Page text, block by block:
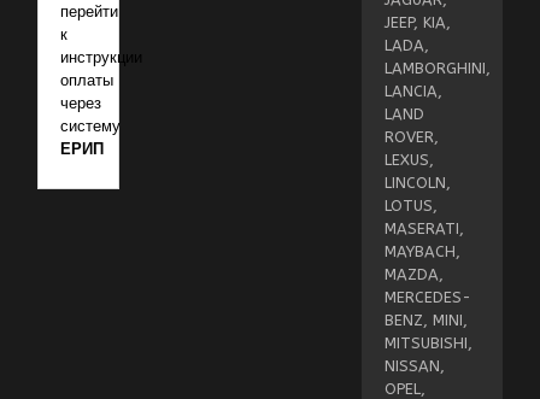
перейти
к
инструкции
оплаты
через
систему
ЕРИП
JEEP, KIA,
LADA,
LAMBORGHINI,
LANCIA,
LAND
ROVER,
LEXUS,
LINCOLN,
LOTUS,
MASERATI,
MAYBACH,
MAZDA,
MERCEDES-
BENZ, MINI,
MITSUBISHI,
NISSAN,
OPEL,